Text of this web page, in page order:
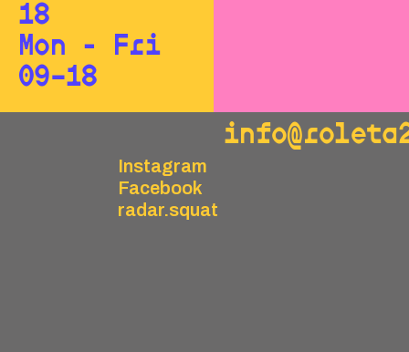
18
Mon - Fri
09–18
Instagram
Facebook
radar.squat